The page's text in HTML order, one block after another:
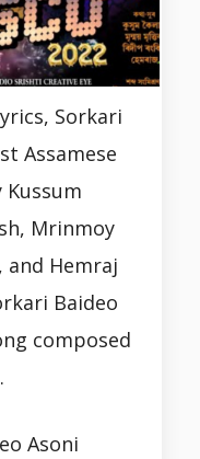
Sorkari
Assamese
Kussum
Mrinmoy
Hemraj
Baideo
composed
Asoni